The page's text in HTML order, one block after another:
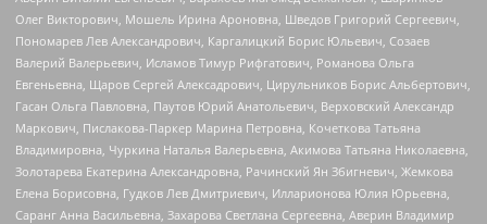
Олег Викторович, Мошель Ирина Ароновна, Шведов Григорий Сергеевич,
Пономарев Лев Александрович, Каргалицкий Борис Юльевич, Созаев
Валерий Валерьевич, Исламов Тимур Рифгатович, Романова Ольга
Евгеньевна, Щаров Сергей Алексадрович, Цирульников Борис Альбертович,
Гасан Ольга Павловна, Паутов Юрий Анатольевич, Верховский Александр
Маркович, Пислакова-Паркер Марина Петровна, Кочеткова Татьяна
Владимировна, Чуркина Наталья Валерьевна, Акимова Татьяна Николаевна,
Золотарева Екатерина Александровна, Рачинский Ян Збигневич, Жемкова
Елена Борисовна, Гудков Лев Дмитриевич, Илларионова Юлия Юрьевна,
Саранг Анна Васильевна, Захарова Светлана Сергеевна, Аверин Владимир